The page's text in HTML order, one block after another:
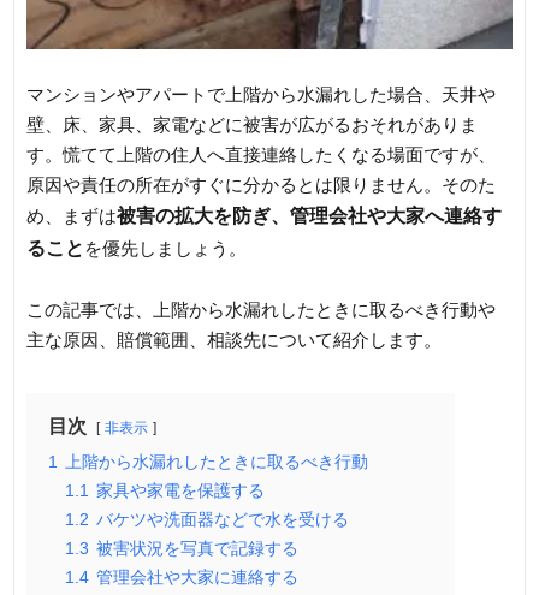
マンションやアパートで上階から水漏れした場合、天井や
壁、床、家具、家電などに被害が広がるおそれがありま
す。慌てて上階の住人へ直接連絡したくなる場面ですが、
原因や責任の所在がすぐに分かるとは限りません。そのた
め、まずは被害の拡大を防ぎ、管理会社や大家へ連絡す
ること を優先しましょう。
この記事では、上階から水漏れしたときに取るべき行動や
主な原因、賠償範囲、相談先について紹介します。
目次 非表示
1
上階から水漏れしたときに取るべき行動
1.1
家具や家電を保護する
1.2 バケツや洗面器などで水を受ける
1.3 被害状況を写真で記録する
1.4 管理会社や大家に連絡する